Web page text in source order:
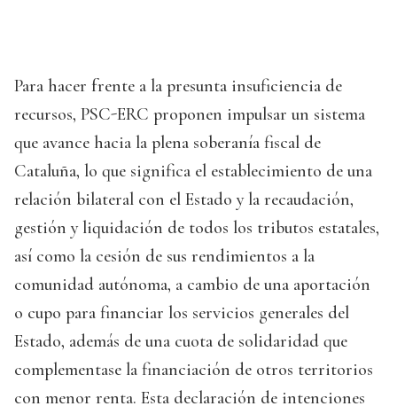
Para hacer frente a la presunta insuficiencia de
recursos, PSC-ERC proponen impulsar un sistema
que avance hacia la plena soberanía fiscal de
Cataluña, lo que significa el establecimiento de una
relación bilateral con el Estado y la recaudación,
gestión y liquidación de todos los tributos estatales,
así como la cesión de sus rendimientos a la
comunidad autónoma, a cambio de una aportación
o cupo para financiar los servicios generales del
Estado, además de una cuota de solidaridad que
complementase la financiación de otros territorios
con menor renta. Esta declaración de intenciones